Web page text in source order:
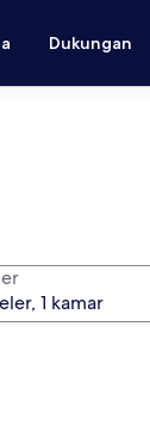
Dukungan